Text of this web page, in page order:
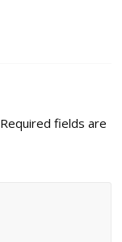
Required fields are